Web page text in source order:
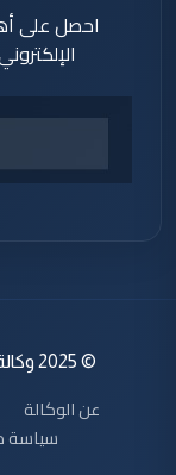
احصل على
© 2025 وكالة نون الخبرية. جميع الحقوق محفوظة.
عن الوكالة
سياسة